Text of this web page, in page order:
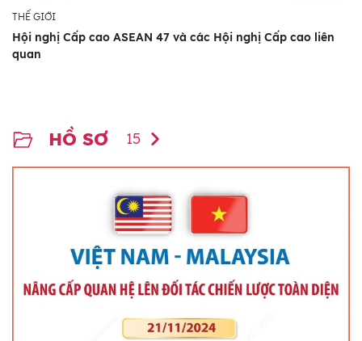
THẾ GIỚI
Hội nghị Cấp cao ASEAN 47 và các Hội nghị Cấp cao liên
quan
HỒ SƠ 15